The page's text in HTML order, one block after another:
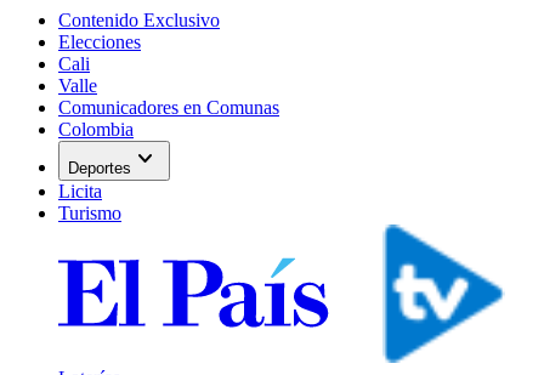
Contenido Exclusivo
Elecciones
Cali
Valle
Comunicadores en Comunas
Colombia
Deportes expand_more
Licita
Turismo